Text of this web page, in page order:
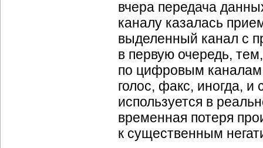
вчера передача
каналу казалась
выделенный канал с
в первую очередь,
по цифровым
голос, факс, иногда,
используется в
временная потеря
к существенным